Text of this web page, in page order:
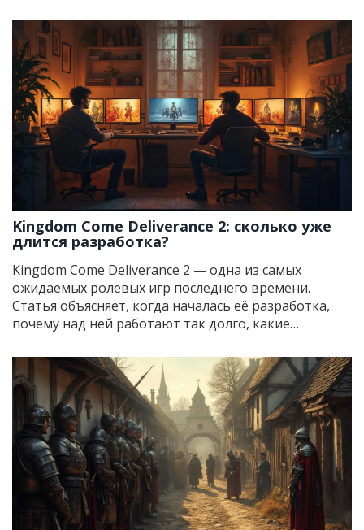
фактах из жизни Чехии начала XV века. Также
расскажу, где разработчики взяли вдохновение для
сюжета. Всё по делу и без лишних домыслов.
Kingdom Come Deliverance 2: сколько уже
длится разработка?
Kingdom Come Deliverance 2 — одна из самых
ожидаемых ролевых игр последнего времени.
Статья объясняет, когда началась её разработка,
почему над ней работают так долго, какие
создания и на какие детали в будущем релизе стоит
обратить внимание. Здесь разобраны реальные
причины задержек и дадутся советы тем, кто устал
ждать. Для поклонников серии — это способ узнать,
что действительно происходит за кулисами
любимой игры.